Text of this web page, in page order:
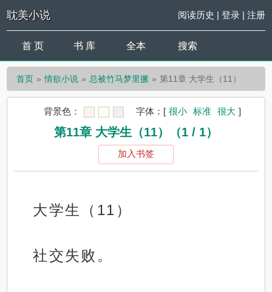
耽美小说 阅读历史 | 登录| 注册
首 页 书 库 全本 搜索
首页 情欲小说 总被竹马梦里撅 第11章 大学生（11）
背景色： 字体： [ 很小 标准 很大 ]
第11章 大学生（11）（1 / 1）
加入书签
大学生（11）
社交失败。